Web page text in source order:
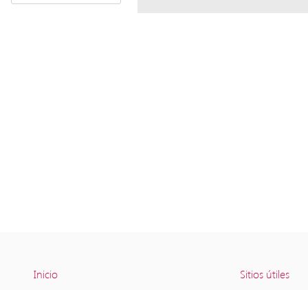
Inicio Sitios útiles